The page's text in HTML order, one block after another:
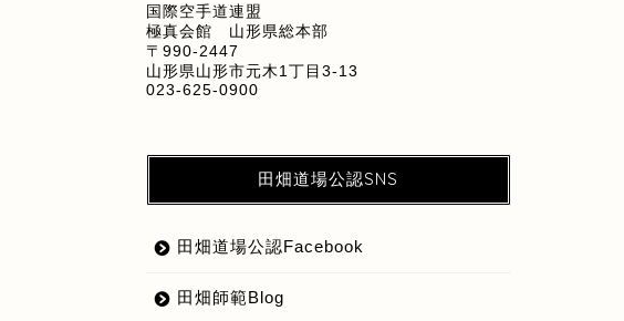
国際空手道連盟
極真会館 山形県総本部
〒990-2447
山形県山形市元木1丁目3-13
023-625-0900
田畑道場公認SNS
田畑道場公認Facebook
田畑師範Blog